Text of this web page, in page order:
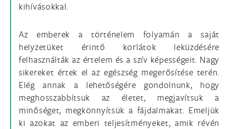
kihívásokkal.
Az emberek a történelem folyamán a saját
helyzetüket érintő korlátok leküzdésére
felhasználták az értelem és a szív képességeit. Nagy
sikereket értek el az egészség megerősítése terén.
Elég annak a lehetőségére gondolnunk, hogy
meghosszabbítsuk az életet, megjavítsuk a
minőséget, megkönnyítsük a fájdalmakat. Emeljük
ki azokat az emberi teljesítményeket, amik révén